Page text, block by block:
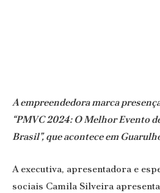
A empreendedora marca
“PMVC 2024: O Melhor Evento
Brasil”, que acontece em
A executiva, apresentadora e
sociais Camila Silveira